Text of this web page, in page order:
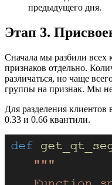
предыдущего дня.
Этап 3.
Сначала мы разбили всех
признаков отдельно.
различаться, но чаще
группы на признак. Мы
Для разделения клиентов
0.33 и 0.66 квантили.